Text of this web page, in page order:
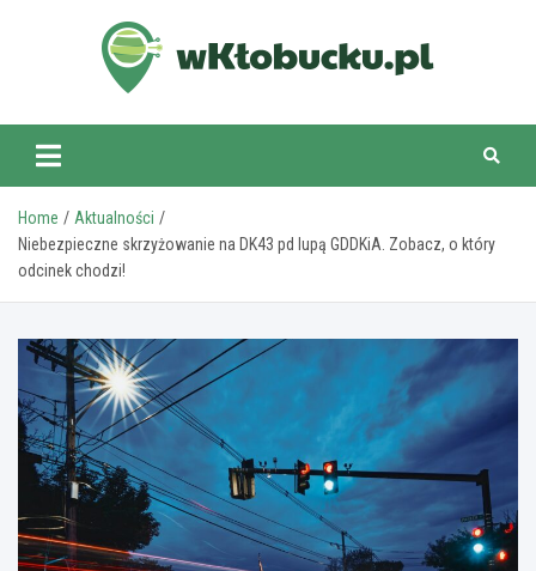
wKlobucku.pl
Home
Aktualności
Niebezpieczne skrzyżowanie na DK43 pd lupą GDDKiA. Zobacz, o który
odcinek chodzi!